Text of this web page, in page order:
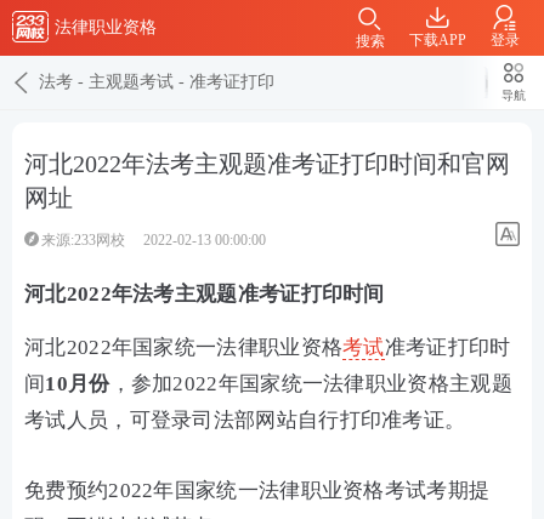
法律职业资格
下载APP 登录
搜索
法考 - 主观题考试 - 准考证打印
导航
河北2022年法考主观题准考证打印时间和官网
网址
来源:233网校 2022-02-13 00:00:00
河北2022年法考主观题准考证打印时间
河北2022年国家统一法律职业资格考试准考证打印时
间10月份， 参加2022年国家统一法律职业资格主观题
考试人员，可登录司法部网站自行打印准考证。
免费预约2022年国家统一法律职业资格考试考期提